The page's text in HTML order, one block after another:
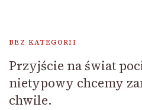
BEZ KATEGORII
Przyjście na świat
nietypowy chcemy
chwile.